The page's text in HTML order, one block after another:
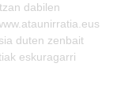
dabilen
duten zenbait
eskuragarri